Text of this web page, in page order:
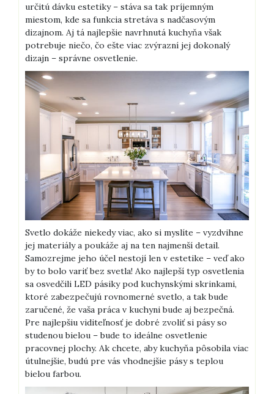
určitú dávku estetiky – stáva sa tak príjemným
miestom, kde sa funkcia stretáva s nadčasovým
dizajnom. Aj tá najlepšie navrhnutá kuchyňa však
potrebuje niečo, čo ešte viac zvýrazní jej dokonalý
dizajn – správne osvetlenie.
Svetlo dokáže niekedy viac, ako si myslíte – vyzdvihne
jej materiály a poukáže aj na ten najmenší detail.
Samozrejme jeho účel nestojí len v estetike – veď ako
by to bolo variť bez svetla! Ako najlepší typ osvetlenia
sa osvedčili LED pásiky pod kuchynskými skrinkami,
ktoré zabezpečujú rovnomerné svetlo, a tak bude
zaručené, že vaša práca v kuchyni bude aj bezpečná.
Pre najlepšiu viditeľnosť je dobré zvoliť si pásy so
studenou bielou – bude to ideálne osvetlenie
pracovnej plochy. Ak chcete, aby kuchyňa pôsobila viac
útulnejšie, budú pre vás vhodnejšie pásy s teplou
bielou farbou.